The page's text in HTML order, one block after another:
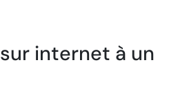
internet à un